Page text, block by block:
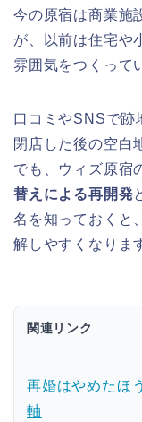
今の原宿は商業施
が、以前は住宅や
雰囲気をつくって
口コミやSNSで跡
閉店した後の空白
でも、ウィズ原宿
替えによる再開発
名を知っておくと
解しやすくなりま
関連リンク
再婚はやめたほ
軸